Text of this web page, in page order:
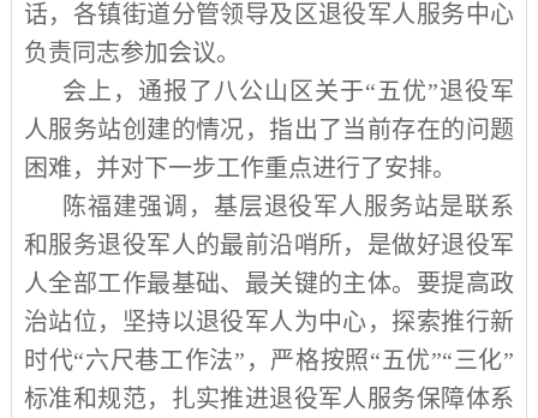
话，各镇街道分管领导及区退役军人服务中心
负责同志参加会议。
会上，通报了八公山区关于“五优”退役军
人服务站创建的情况，指出了当前存在的问题
困难，并对下一步工作重点进行了安排。
陈福建强调，基层退役军人服务站是联系
和服务退役军人的最前沿哨所，是做好退役军
人全部工作最基础、最关键的主体。要提高政
治站位，坚持以退役军人为中心，探索推行新
时代“六尺巷工作法”，严格按照“五优”“三化”
标准和规范，扎实推进退役军人服务保障体系